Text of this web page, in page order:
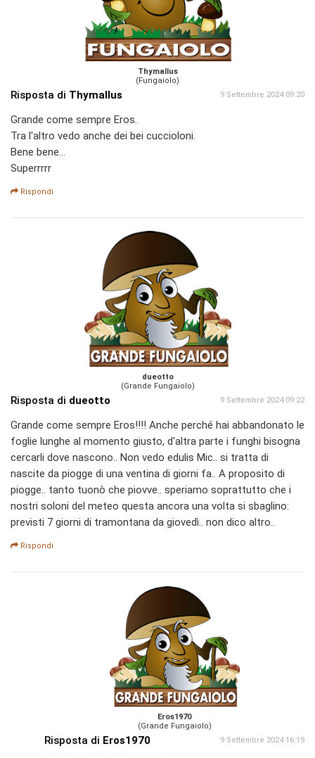
Thymallus
(Fungaiolo)
Risposta di Thymallus 9 Settembre 2024 09:20
Grande come sempre Eros.
Tra l'altro vedo anche dei bei cuccioloni.
Bene bene...
Superrrrr
Rispondi
dueotto
(Grande Fungaiolo)
Risposta di dueotto 9 Settembre 2024 09:22
Grande come sempre Eros!!!! Anche perché hai abbandonato le
foglie lunghe al momento giusto, d'altra parte i funghi bisogna
cercarli dove nascono.. Non vedo edulis Mic.. si tratta di
nascite da piogge di una ventina di giorni fa.. A proposito di
piogge.. tanto tuonò che piovve.. speriamo soprattutto che i
nostri soloni del meteo questa ancora una volta si sbaglino:
previsti 7 giorni di tramontana da giovedì.. non dico altro..
Rispondi
Eros1970
(Grande Fungaiolo)
Risposta di Eros1970 9 Settembre 2024 16:19